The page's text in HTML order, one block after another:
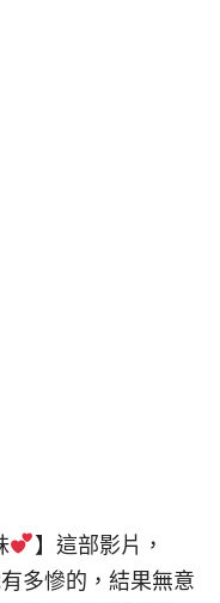
】這部影片，
多慘的，結果無意